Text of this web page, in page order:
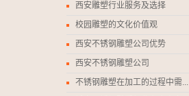
西安雕塑行业服务及选择
校园雕塑的文化价值观
西安不锈钢雕塑公司优势
西安不锈钢雕塑公司
不锈钢雕塑在加工的过程中需...